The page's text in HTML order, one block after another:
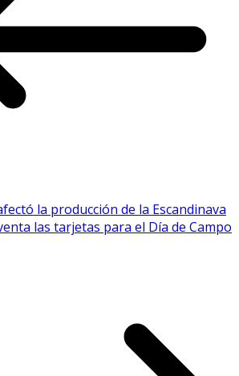
la producción de la Escandinava
las tarjetas para el Día de Campo